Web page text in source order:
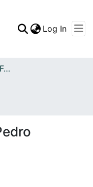
Log In
Archivo del Patrimonio Fotográfico y Fílmico del Valle del Cauca